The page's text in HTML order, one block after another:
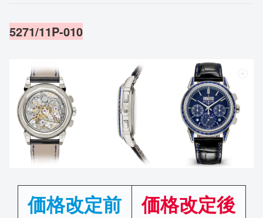
5271/11P-010
価格改定前
価格改定後